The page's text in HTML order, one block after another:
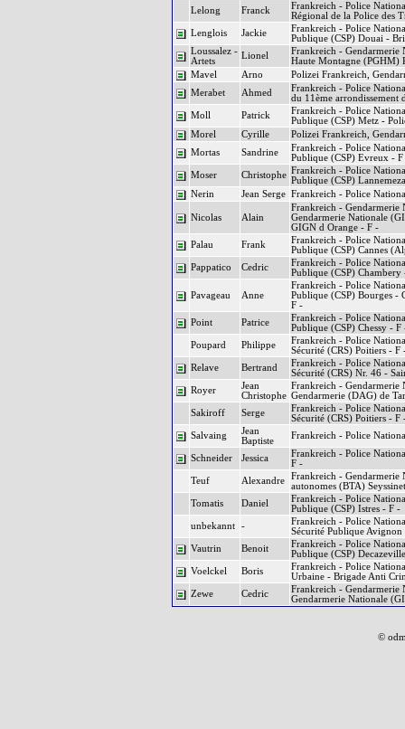
Lelong
Franck
Frankreich - Police
Régional de la Police des
Lenglois
Jackie
Frankreich - Police
Publique (CSP) Douai -
Loussalez -
Artets
Lionel
Frankreich - Gendarmerie
Haute Montagne (PGHM)
Mavel
Arno
Polizei Frankreich,
Merabet
Ahmed
Frankreich - Police
du 11ème arrondissement
Moll
Patrick
Frankreich - Police
Publique (CSP) Metz -
Morel
Cyrille
Polizei Frankreich,
Mortas
Sandrine
Frankreich - Police
Publique (CSP) Evreux - F
Moser
Christophe Frankreich - Police
Publique (CSP)
Nerin
Jean Serge Frankreich - Police
Nicolas Alain
Frankreich - Gendarmerie
Gendarmerie Nationale
GIGN d Orange - F -
Palau
Frank
Frankreich - Police
Publique (CSP) Cannes
Pappatico
Cedric
Frankreich - Police
Publique (CSP)
Pavageau Anne
Frankreich - Police
Publique (CSP) Bourges -
F -
Point
Patrice
Frankreich - Police
Publique (CSP) Chessy - F
Poupard
Philippe
Frankreich - Police
Sécurité (CRS) Poitiers - F
Relave
Bertrand
Frankreich - Police
Sécurité (CRS) Nr. 46 -
Royer
Jean
Christophe
Frankreich - Gendarmerie
Gendarmerie (DAG) de
Sakiroff
Serge
Frankreich - Police
Sécurité (CRS) Poitiers - F
Salvaing
Jean
Baptiste
Frankreich - Police
Schneider Jessica
Frankreich - Police
F -
Teuf
Alexandre
Frankreich - Gendarmerie
autonomes (BTA)
Tomatis
Daniel
Frankreich - Police
Publique (CSP) Istres - F -
unbekannt
-
Frankreich - Police
Sécurité Publique Avignon
Vautrin
Benoit
Frankreich - Police
Publique (CSP)
Voelckel
Boris
Frankreich - Police
Urbaine - Brigade Anti
Zewe
Cedric
Frankreich - Gendarmerie
Gendarmerie Nationale
©